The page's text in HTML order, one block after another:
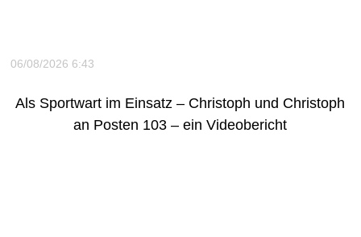
06/08/2026 6:43
Als Sportwart im Einsatz – Christoph und Christoph
an Posten 103 – ein Videobericht